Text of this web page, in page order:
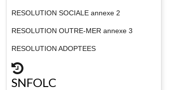
RESOLUTION SOCIALE annexe 2
RESOLUTION OUTRE-MER annexe 3
RESOLUTION ADOPTEES
SNFOLC